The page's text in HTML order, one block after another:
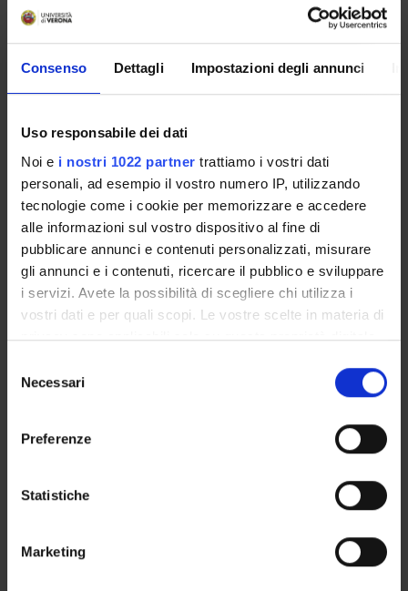
Consenso Dettagli Impostazioni degli annunci
Uso responsabile dei dati
Noi e i nostri 1022 partner trattiamo i vostri dati
personali, ad esempio il vostro numero IP, utilizzando
tecnologie come i cookie per memorizzare e accedere
alle informazioni sul vostro dispositivo al fine di
pubblicare annunci e contenuti personalizzati, misurare
gli annunci e i contenuti, ricercare il pubblico e sviluppare
i servizi. Avete la possibilità di scegliere chi utilizza i
vostri dati e per quali scopi. Le vostre scelte in materia di
privacy sono applicabili solo su questa proprietà digitale
modificare o revocare il proprio consenso in qualsiasi
momento dalla Dichiarazione sui cookie o facendo clic
raccogliere informazioni sulla tua posizione
geografica, con un'approssimazione di qualche
Identificare il tuo dispositivo, scansionandolo
delNecessari
Preferenze
Statistiche
Marketing
ORGANISATION
DEPARTMENT ADMINISTRATION OFFICES
STUDENT ADMINISTRATION OFFICES
DEPARTMENT FACILITIES
RESEARCH LABORATORIES
RESEARCH CENTRES